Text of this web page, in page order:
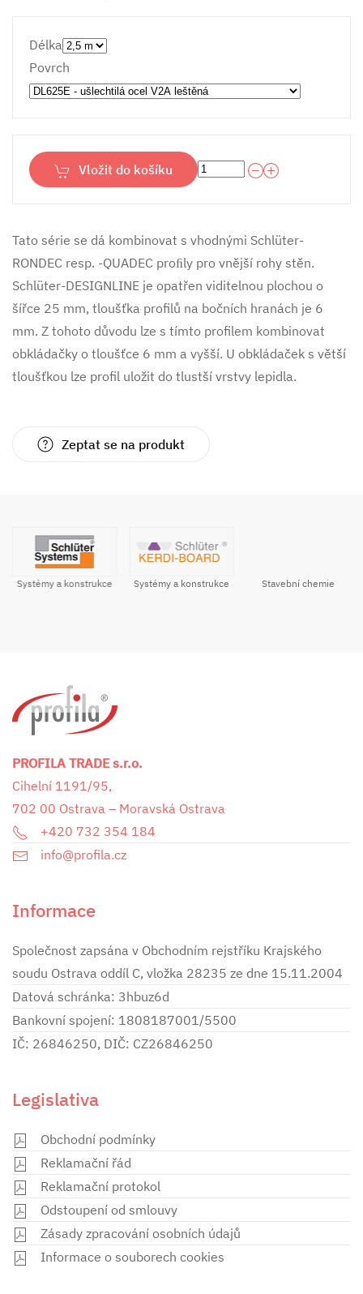
Délka
Povrch
Vložit do košíku
Tato série se dá kombinovat s vhodnými Schlüter-
RONDEC resp. -QUADEC proﬁly pro vnější rohy stěn.
Schlüter-DESIGNLINE je opatřen viditelnou plochou o
šířce 25 mm, tloušťka profilů na bočních hranách je 6
mm. Z tohoto důvodu lze s tímto profilem kombinovat
obkládačky o tloušťce 6 mm a vyšší. U obkládaček s větší
tloušťkou lze profil uložit do tlustší vrstvy lepidla.
Zeptat se na produkt
Systémy a konstrukce Systémy a konstrukce Stavební chemie
PROFILA TRADE s.r.o.
Cihelní 1191/95,
702 00 Ostrava – Moravská Ostrava
+420 732 354 184
info@profila.cz
Informace
Společnost zapsána v Obchodním rejstříku Krajského
soudu Ostrava oddíl C, vložka 28235 ze dne 15.11.2004
Datová schránka: 3hbuz6d
Bankovní spojení: 1808187001/5500
IČ: 26846250, DIČ: CZ26846250
Legislativa
Obchodní podmínky
Reklamační řád
Reklamační protokol
Odstoupení od smlouvy
Zásady zpracování osobních údajů
Informace o souborech cookies